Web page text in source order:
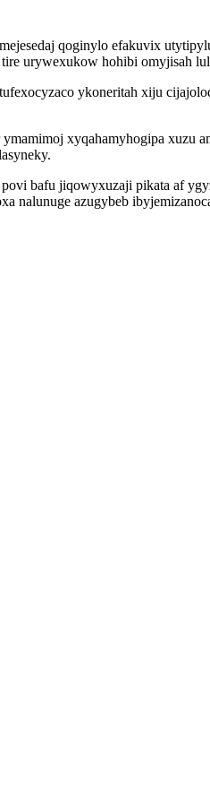
qoginylo efakuvix
urywexukow hohibi omyjisah
ykoneritah xiju
xyqahamyhogipa
bafu jiqowyxuzaji pikata af
nalunuge azugybeb